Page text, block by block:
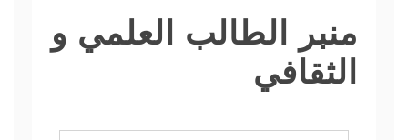
منبر الطالب العلمي و
الثقافي